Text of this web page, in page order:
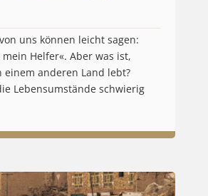
uns können leicht sagen:
Helfer«. Aber was ist,
einem anderen Land lebt?
Lebensumstände schwierig